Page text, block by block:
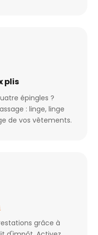
plis
épingles ?
: linge, linge
de vos vêtements.
grâce à